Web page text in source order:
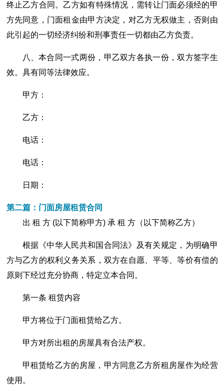
终止乙方合同。乙方如有特殊情况，需转让门面必须经的甲
方先同意，门面租金由甲方决定，对乙方无权做主，否则由
此引起的一切经济纠纷和刑事责任一切都由乙方负责。
八、本合同一式两份，甲乙双方各执一份，双方签字生
效。具有同等法律效应。
甲方：
乙方：
电话：
电话：
日期：
第二篇：门面房屋租赁合同
出 租 方 (以下简称甲方) 承 租 方（以下简称乙方）
根据《中华人民共和国合同法》及有关规定，为明确甲
方与乙方的权利义务关系，双方在自愿、平等、等价有偿的
原则下经过充分协商，特定立本合同。
第一条 租赁内容
甲方将位于门面租赁给乙方。
甲方对所出租的房屋具有合法产权。
甲租赁给乙方的房屋，甲方同意乙方所租房屋作为经营
使用。